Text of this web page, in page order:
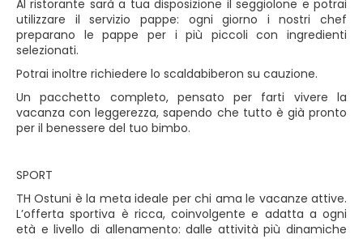
Al ristorante sarà a tua disposizione il seggiolone e potrai
utilizzare il servizio pappe: ogni giorno i nostri chef
preparano le pappe per i più piccoli con ingredienti
selezionati.
Potrai inoltre richiedere lo scaldabiberon su cauzione.
Un pacchetto completo, pensato per farti vivere la
vacanza con leggerezza, sapendo che tutto è già pronto
per il benessere del tuo bimbo.
SPORT
TH Ostuni è la meta ideale per chi ama le vacanze attive.
L’offerta sportiva è ricca, coinvolgente e adatta a ogni
età e livello di allenamento: dalle attività più dinamiche